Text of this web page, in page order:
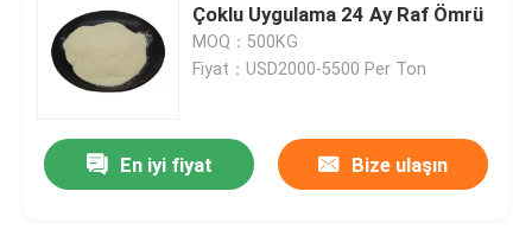
Çoklu Uygulama 24 Ay Raf Ömrü
MOQ：500KG
Fiyat：USD2000-5500 Per Ton
En iyi fiyat Bize ulaşın